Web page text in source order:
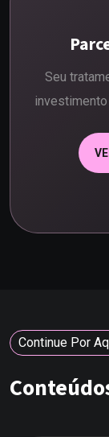
Seu
Continue Por